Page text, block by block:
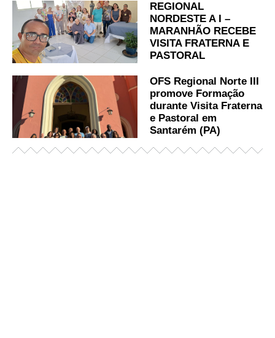
REGIONAL
NORDESTE A I –
MARANHÃO RECEBE
VISITA FRATERNA E
PASTORAL
OFS Regional Norte III
promove Formação
durante Visita Fraterna
e Pastoral em
Santarém (PA)